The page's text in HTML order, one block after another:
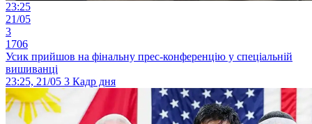
23:25
21/05
3
1706
Усик прийшов на фінальну прес-конференцію у спеціальній
вишиванці
23:25, 21/05 3 Кадр дня